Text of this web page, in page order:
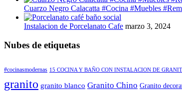
Cuarzo Negro Calacatta #Cocina #Muebles
Instalacion de Porcelanato Cafe marzo 3, 2024
Nubes de etiquetas
#cocinasmodernas 15 COCINA Y BAÑO CON INSTALACION DE
granito granito blanco Granito Chino Granito